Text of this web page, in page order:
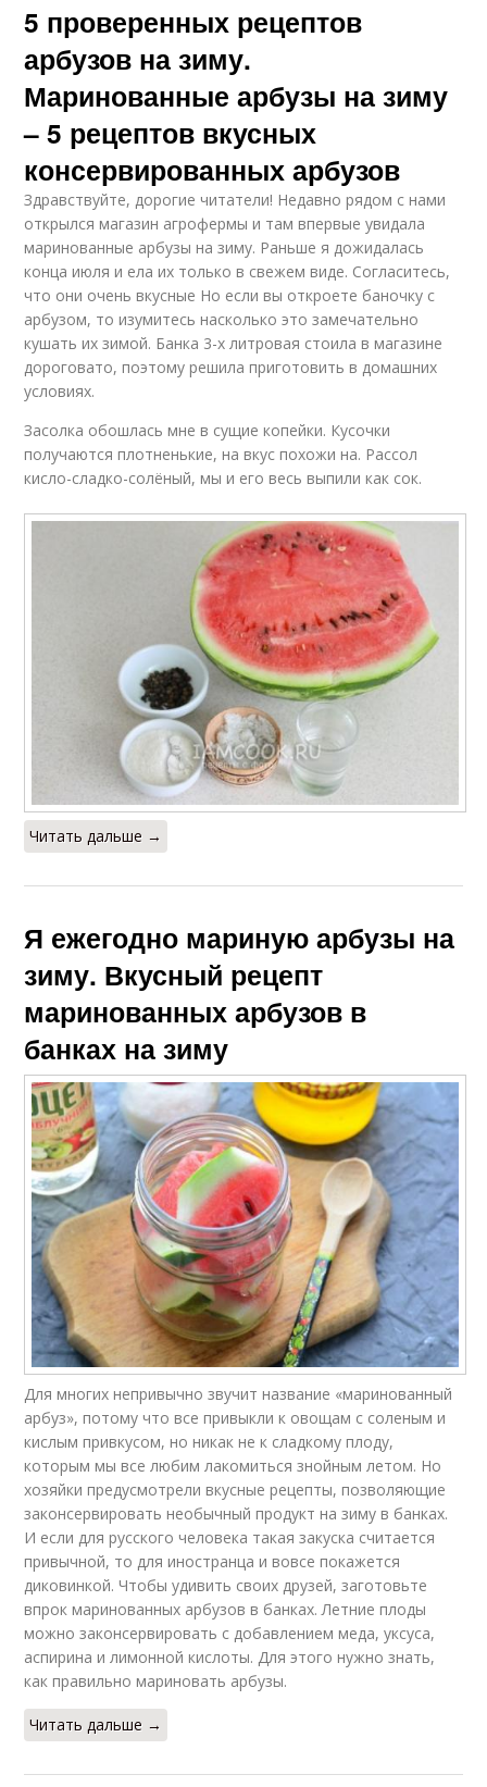
Вкусные арбузы
Арбузы без
стерилизации
Арбузы с фото
Способ на зиму
Арбузы в
пластиковом ведре
Квашеный арбуз
5 проверенных рецептов
арбузов на зиму.
Маринованные арбузы на зиму
– 5 рецептов вкусных
консервированных арбузов
Здравствуйте, дорогие читатели! Недавно рядом с нами
открылся магазин агрофермы и там впервые увидала
маринованные арбузы на зиму. Раньше я дожидалась
конца июля и ела их только в свежем виде. Согласитесь,
что они очень вкусные Но если вы откроете баночку с
арбузом, то изумитесь насколько это замечательно
кушать их зимой. Банка 3-х литровая стоила в магазине
дороговато, поэтому решила приготовить в домашних
условиях.
Засолка обошлась мне в сущие копейки. Кусочки
получаются плотненькие, на вкус похожи на. Рассол
кисло-сладко-солёный, мы и его весь выпили как сок.
Читать дальше →
Я ежегодно мариную арбузы на
зиму. Вкусный рецепт
маринованных арбузов в
банках на зиму
Для многих непривычно звучит название «маринованный
арбуз», потому что все привыкли к овощам с соленым и
кислым привкусом, но никак не к сладкому плоду,
которым мы все любим лакомиться знойным летом. Но
хозяйки предусмотрели вкусные рецепты, позволяющие
законсервировать необычный продукт на зиму в банках.
И если для русского человека такая закуска считается
привычной, то для иностранца и вовсе покажется
диковинкой. Чтобы удивить своих друзей, заготовьте
впрок маринованных арбузов в банках. Летние плоды
можно законсервировать с добавлением меда, уксуса,
аспирина и лимонной кислоты. Для этого нужно знать,
как правильно мариновать арбузы.
Читать дальше →